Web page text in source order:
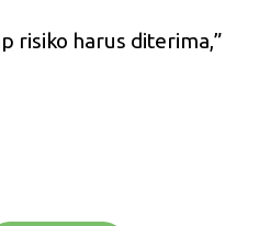
risiko harus diterima,”